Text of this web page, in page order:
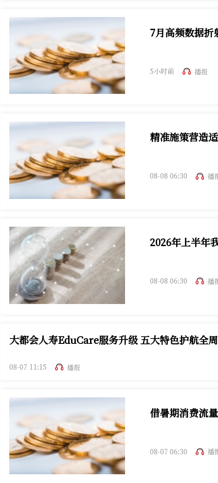
7月高频数据折
7月高频数据显示
5小时前 播报
精准施策营造
下半年货币政策将
08-08 06:30 播
2026年上半年
2024年上半年我国
08-08 06:30 播
大都会人寿EduCare服务升级 五大特色护航全
人寿EduCare留学服务升级，聚焦全周期成长赋能与职业
08-07 11:15 播报
借暑期消费流
暑期消费热潮印证
08-07 06:30 播